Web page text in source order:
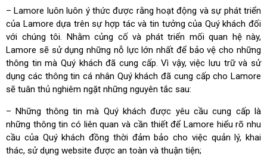
– Lamore luôn luôn ý thức được rằng hoạt động và sự phát triển
của Lamore dựa trên sự hợp tác và tin tưởng của Quý khách đối
với chúng tôi. Nhằm củng cố và phát triển mối quan hệ này,
Lamore sẽ sử dụng những nỗ lực lớn nhất để bảo vệ cho những
thông tin mà Quý khách đã cung cấp. Vì vậy, việc lưu trữ và sử
dụng các thông tin cá nhân Quý khách đã cung cấp cho Lamore
sẽ tuân thủ nghiêm ngặt những nguyên tắc sau:
– Những thông tin mà Quý khách được yêu cầu cung cấp là
những thông tin có liên quan và cần thiết để Lamore hiểu rõ nhu
cầu của Quý khách đồng thời đảm bảo cho việc quản lý, khai
thác, sử dụng website được an toàn và thuận tiện;